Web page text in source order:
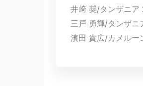
井﨑 奨/タンザニア
三戸 勇輝/タンザニ
濱田 貴広/カメルー